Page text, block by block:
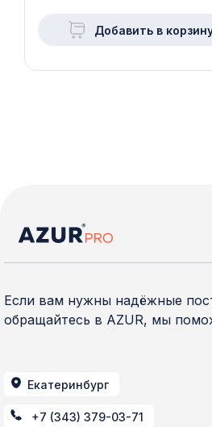
Добавить в
Если вам нужны надёжные
обращайтесь в AZUR, мы
Екатеринбург
+7 (343) 379-03-71